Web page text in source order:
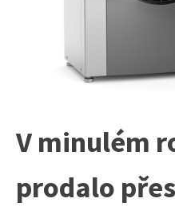
V minulém
prodalo